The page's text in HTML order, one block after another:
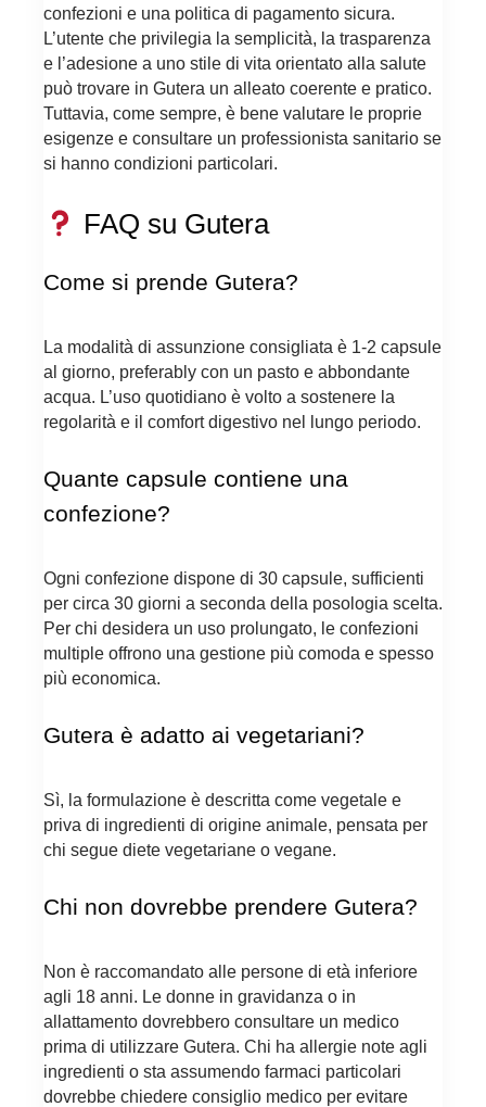
confezioni e una politica di pagamento sicura.
L’utente che privilegia la semplicità, la trasparenza
e l’adesione a uno stile di vita orientato alla salute
può trovare in Gutera un alleato coerente e pratico.
Tuttavia, come sempre, è bene valutare le proprie
esigenze e consultare un professionista sanitario se
si hanno condizioni particolari.
FAQ su Gutera
Come si prende Gutera?
La modalità di assunzione consigliata è 1-2 capsule
al giorno, preferably con un pasto e abbondante
acqua. L’uso quotidiano è volto a sostenere la
regolarità e il comfort digestivo nel lungo periodo.
Quante capsule contiene una
confezione?
Ogni confezione dispone di 30 capsule, sufficienti
per circa 30 giorni a seconda della posologia scelta.
Per chi desidera un uso prolungato, le confezioni
multiple offrono una gestione più comoda e spesso
più economica.
Gutera è adatto ai vegetariani?
Sì, la formulazione è descritta come vegetale e
priva di ingredienti di origine animale, pensata per
chi segue diete vegetariane o vegane.
Chi non dovrebbe prendere Gutera?
Non è raccomandato alle persone di età inferiore
agli 18 anni. Le donne in gravidanza o in
allattamento dovrebbero consultare un medico
prima di utilizzare Gutera. Chi ha allergie note agli
ingredienti o sta assumendo farmaci particolari
dovrebbe chiedere consiglio medico per evitare